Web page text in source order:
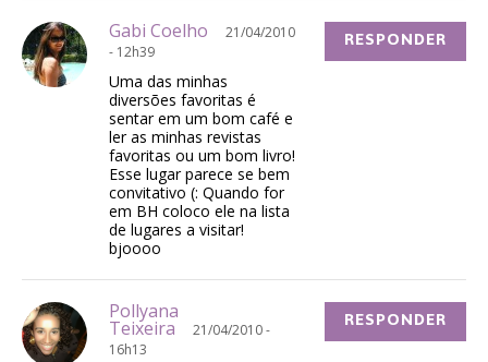
Gabi Coelho
21/04/2010
- 12h39
Uma das minhas
diversões favoritas é
sentar em um bom café e
ler as minhas revistas
favoritas ou um bom livro!
Esse lugar parece se bem
convitativo (: Quando for
em BH coloco ele na lista
de lugares a visitar!
bjoooo
RESPONDER
Pollyana
Teixeira
21/04/2010 -
16h13
RESPONDER